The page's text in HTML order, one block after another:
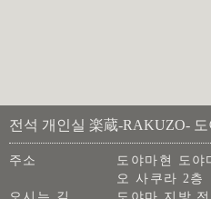
전석 개인실 楽蔵-RAKUZO-
주소
도야마현 도야
오 사쿠라 2층